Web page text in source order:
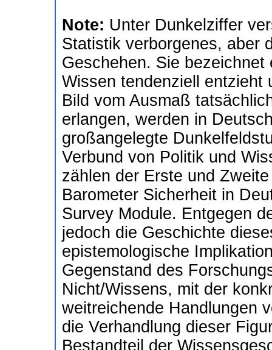
Note: Unter Dunkelziffer
Statistik verborgenes, aber
Geschehen. Sie
Wissen tendenziell entzieht
Bild vom Ausmaß
erlangen, werden in
großangelegte
Verbund von Politik und
zählen der Erste und
Barometer Sicherheit in
Survey Module. Entgegen
jedoch die Geschichte
epistemologische
Gegenstand des
Nicht/Wissens, mit der
weitreichende Handlungen
die Verhandlung dieser
Bestandteil der